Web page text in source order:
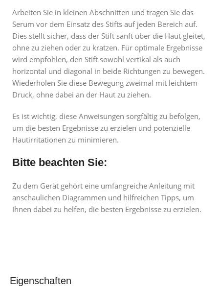
Arbeiten Sie in kleinen Abschnitten und tragen Sie das
Serum vor dem Einsatz des Stifts auf jeden Bereich auf.
Dies stellt sicher, dass der Stift sanft über die Haut gleitet,
ohne zu ziehen oder zu kratzen. Für optimale Ergebnisse
wird empfohlen, den Stift sowohl vertikal als auch
horizontal und diagonal in beide Richtungen zu bewegen.
Wiederholen Sie diese Bewegung zweimal mit leichtem
Druck, ohne dabei an der Haut zu ziehen.
Es ist wichtig, diese Anweisungen sorgfältig zu befolgen,
um die besten Ergebnisse zu erzielen und potenzielle
Hautirritationen zu minimieren.
Bitte beachten Sie:
Zu dem Gerät gehört eine umfangreiche Anleitung mit
anschaulichen Diagrammen und hilfreichen Tipps, um
Ihnen dabei zu helfen, die besten Ergebnisse zu erzielen.
Eigenschaften